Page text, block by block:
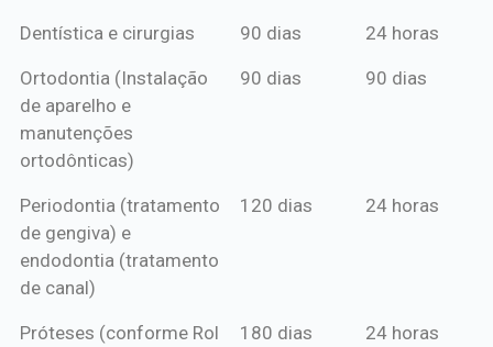
Dentística e cirurgias 90 dias 24 horas
Ortodontia (Instalação
de aparelho e
manutenções
ortodônticas)
90 dias 90 dias
Periodontia (tratamento
de gengiva) e
endodontia (tratamento
de canal)
120 dias 24 horas
Próteses (conforme Rol
180 dias 24 horas